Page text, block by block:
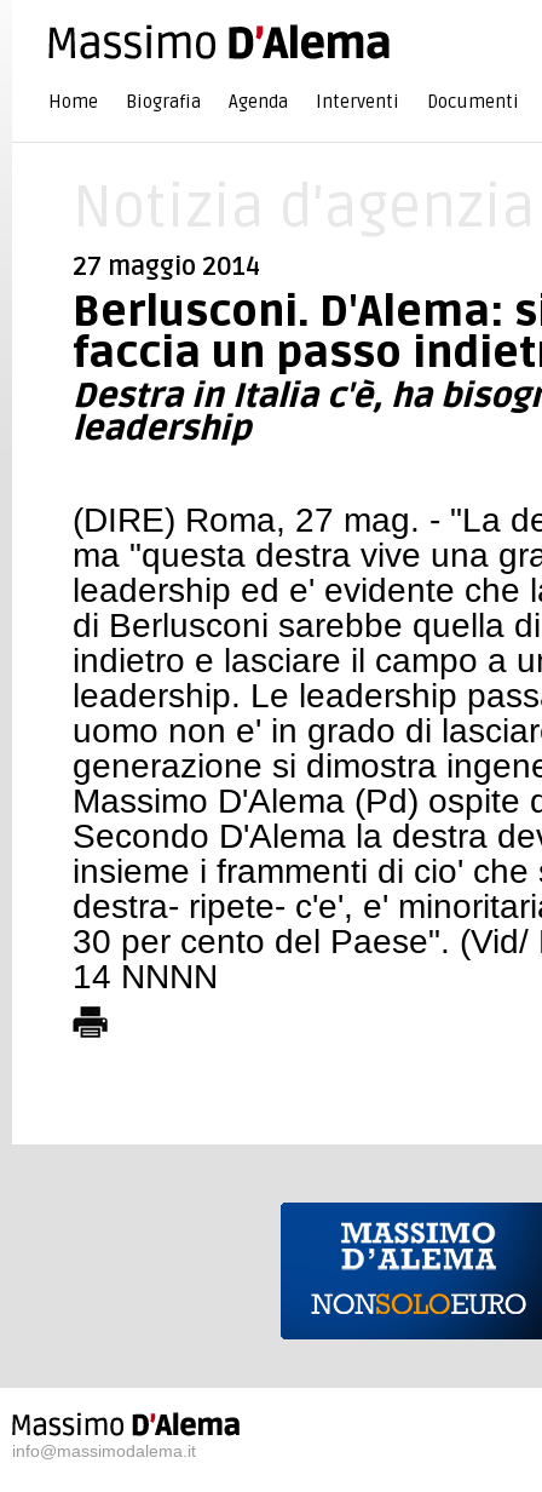
Home Biografia Agenda Interventi Documenti
27 maggio 2014
Berlusconi. D'Alema:
faccia un passo
Destra in Italia c'è, ha
leadership
(DIRE) Roma, 27 mag. - "La
ma "questa destra vive una
leadership ed e' evidente che
di Berlusconi sarebbe quella
indietro e lasciare il campo a
leadership. Le leadership
uomo non e' in grado di
generazione si dimostra
Massimo D'Alema (Pd) ospite
Secondo D'Alema la destra
insieme i frammenti di cio' che
destra- ripete- c'e', e'
30 per cento del Paese".
14 NNNN
info@massimodalema.it